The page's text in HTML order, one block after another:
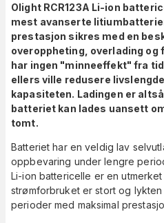
Olight RCR123A Li-ion
mest avanserte
prestasjon sikres med en
overoppheting, overlading
har ingen "minneeffekt" fra
ellers ville redusere
kapasiteten. Ladingen er
batteriet kan lades uansett
tomt.
Batteriet har en veldig lav
oppbevaring under lengre
Li-ion battericelle er en
strømforbruket er stort og
perioder med maksimal